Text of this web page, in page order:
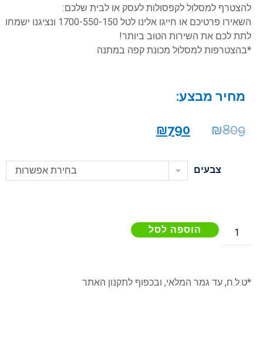
להצטרף למסלול לקפסולות לעסק או לבית שלכם:
השאירו פרטיכם או חייגו אלינו לטל 1700-550-150 ונציגנו ישמחו
לתת לכם את השירות הטוב ביותר!
*בהצטרפות למסלול מכונת קפה במתנה
מחיר מבצע:
₪809
₪790
צבעים בחירת אפשרות
הוספה לסל
*ט.ל.ח, עד גמר המלאי, ובכפוף לתקנון האתר